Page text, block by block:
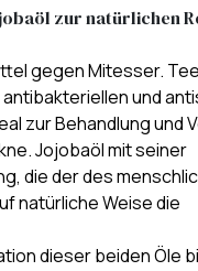
zur natürlichen
gegen Mitesser.
und
zurBehandlung und
. Jojobaöl mit seiner
die der des
natürliche Weise die
dieser beiden Öle